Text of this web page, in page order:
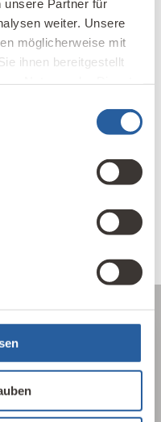
unsere Partner für
weiter. Unsere
möglicherweise mit
ihnen bereitgestellt
mit der
und ihrer